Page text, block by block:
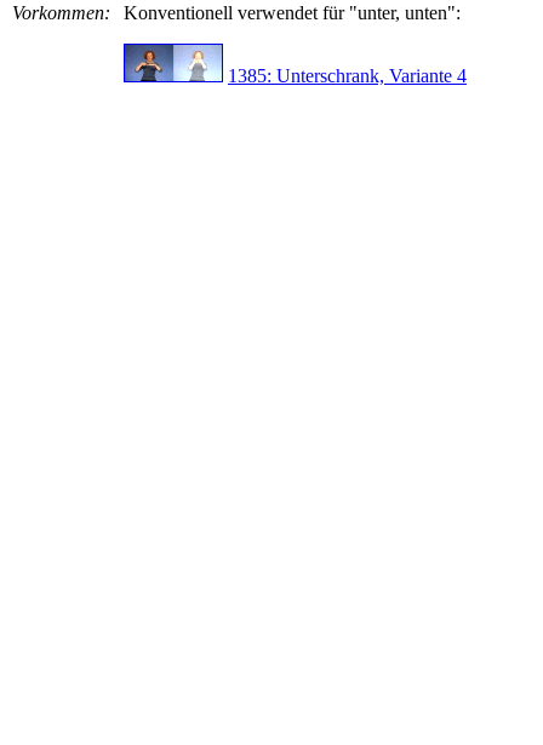
Vorkommen: Konventionell verwendet für "unter, unten":
1385: Unterschrank, Variante 4